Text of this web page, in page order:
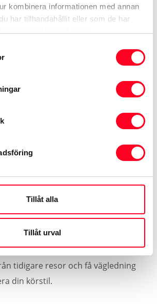
kombinera informationen med annan
har tillhandahållit eller som de har
Tillåt alla
Tillåt urval
spara dina
tidigare resor och få vägledning
din körstil.